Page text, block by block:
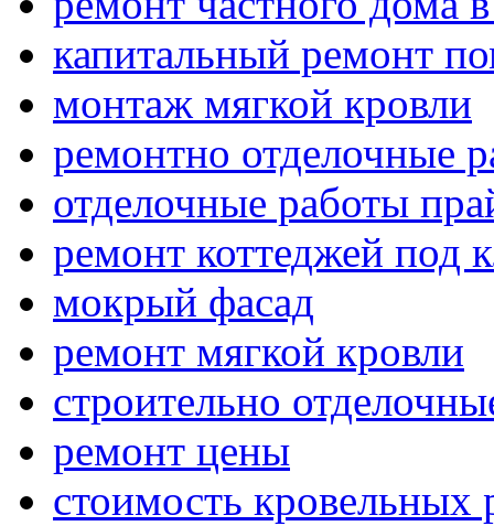
капитальный ремонт
монтаж мягкой кровли
ремонтно отделочные
отделочные работы
ремонт коттеджей под
мокрый фасад
ремонт мягкой кровли
строительно
ремонт цены
стоимость кровельных